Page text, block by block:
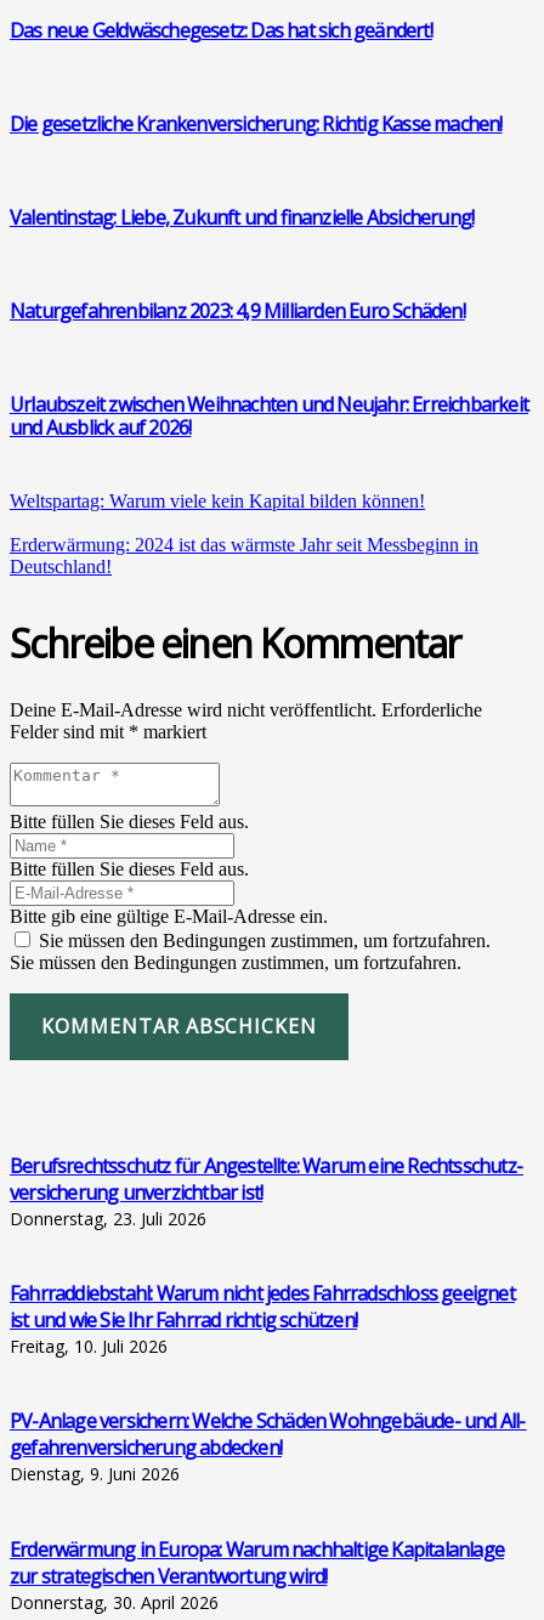
Das neue Geld­wä­sche­ge­setz: Das hat sich geän­dert!
Die gesetz­li­che Kran­ken­ver­si­che­rung: Rich­tig Kas­se machen!
Valen­tins­tag: Lie­be, Zukunft und finan­zi­el­le Absi­che­rung!
Natur­ge­fah­ren­bi­lanz 2023: 4,9 Mil­li­ar­den Euro Schä­den!
Urlaubs­zeit zwi­schen Weih­nach­ten und Neu­jahr: Erreich­bar­keit
und Aus­blick auf 2026!
Welt­spar­tag: War­um vie­le kein Kapi­tal bil­den kön­nen!
Erd­er­wär­mung: 2024 ist das wärms­te Jahr seit Mess­be­ginn in
Deutsch­land!
Schreibe einen Kommentar
Deine E-Mail-Adresse wird nicht veröffentlicht. Erforderliche
Felder sind mit * markiert
Bitte füllen Sie dieses Feld aus.
Bitte füllen Sie dieses Feld aus.
Bitte gib eine gültige E-Mail-Adresse ein.
Sie müssen den Bedingungen zustimmen, um fortzufahren.
Sie müssen den Bedingungen zustimmen, um fortzufahren.
KOMMENTAR ABSCHICKEN
Berufs­rechts­schutz für Ange­stell­te: War­um eine Rechts­schutz­
ver­si­che­rung unver­zicht­bar ist!
Donnerstag, 23. Juli 2026
Fahr­rad­dieb­stahl: War­um nicht jedes Fahr­rad­schloss geeig­net
ist und wie Sie Ihr Fahr­rad rich­tig schüt­zen!
Freitag, 10. Juli 2026
PV-Anla­ge ver­si­chern: Wel­che Schä­den Wohn­ge­bäu­de- und All­
ge­fah­ren­ver­si­che­rung abde­cken!
Dienstag, 9. Juni 2026
Erd­er­wär­mung in Euro­pa: War­um nach­hal­ti­ge Kapi­tal­an­la­ge
zur stra­te­gi­schen Ver­ant­wor­tung wird!
Donnerstag, 30. April 2026